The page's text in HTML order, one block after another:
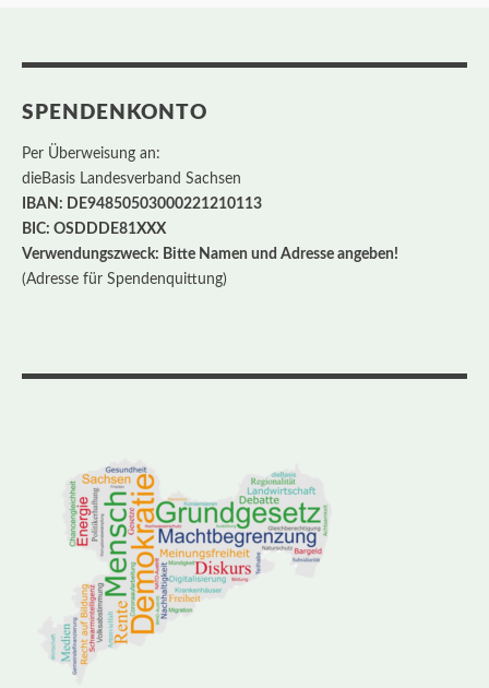
SPENDENKONTO
Per Überweisung an:
dieBasis Landesverband Sachsen
IBAN: DE94850503000221210113
BIC: OSDDDE81XXX
Verwendungszweck: Bitte Namen und Adresse angeben!
(Adresse für Spendenquittung)